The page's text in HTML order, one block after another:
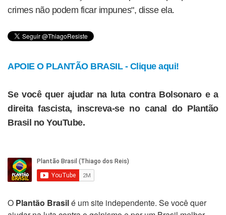
crimes não podem ficar impunes", disse ela.
APOIE O PLANTÃO BRASIL - Clique aqui!
Se você quer ajudar na luta contra Bolsonaro e a
direita fascista, inscreva-se no canal do Plantão
Brasil no YouTube.
O Plantão Brasilé um site independente. Se você quer